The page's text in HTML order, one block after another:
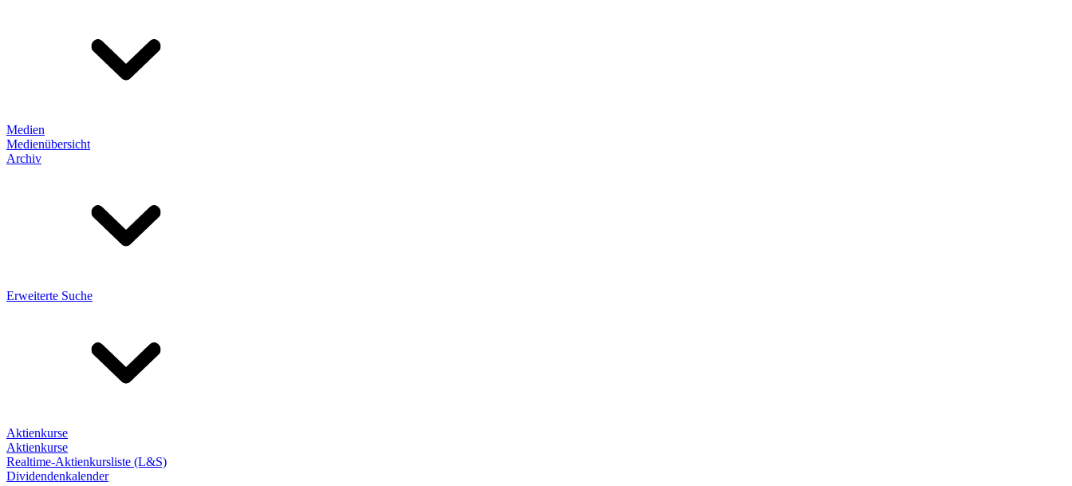
Medien
Medienübersicht
Archiv
Erweiterte Suche
Aktienkurse
Aktienkurse
Realtime-Aktienkursliste (L&S)
Dividendenkalender